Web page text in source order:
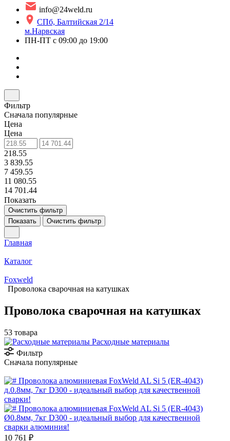
info@24weld.ru
СПб, Балтийская 2/14
м.Нарвская
ПН-ПТ с 09:00 до 19:00
Фильтр
Сначала популярные
Цена
Цена
218.55
3 839.55
7 459.55
11 080.55
14 701.44
Показать
Очистить фильтр
Показать
Очистить фильтр
Главная
Каталог
Foxweld
Проволока сварочная на катушках
Проволока сварочная на катушках
53 товара
Расходные материалы
Фильтр
Сначала популярные
10 761 ₽